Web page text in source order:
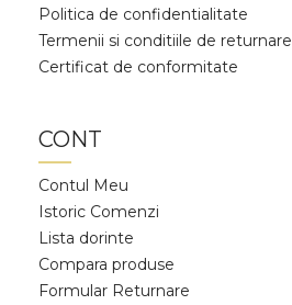
Politica de confidentialitate
Termenii si conditiile de returnare
Certificat de conformitate
CONT
Contul Meu
Istoric Comenzi
Lista dorinte
Compara produse
Formular Returnare